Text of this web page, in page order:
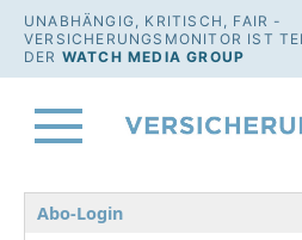
UNABHÄNGIG, KRITISCH, FAIR -
VERSICHERUNGSMONITOR IST
DER WATCH MEDIA GROUP
Abo-Login